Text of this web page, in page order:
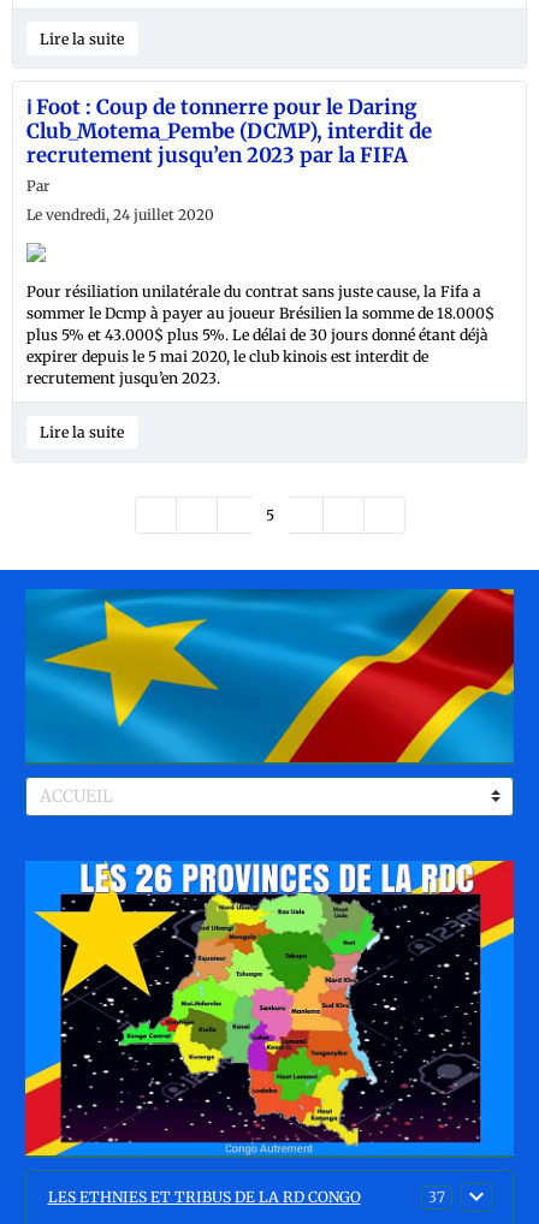
Lire la suite
ℹ️ Foot : Coup de tonnerre pour le Daring
Club_Motema_Pembe (DCMP), interdit de
recrutement jusqu’en 2023 par la FIFA
Par
Le vendredi, 24 juillet 2020
Pour résiliation unilatérale du contrat sans juste cause, la Fifa a
sommer le Dcmp à payer au joueur Brésilien la somme de 18.000$
plus 5% et 43.000$ plus 5%. Le délai de 30 jours donné étant déjà
expirer depuis le 5 mai 2020, le club kinois est interdit de
recrutement jusqu’en 2023.
Lire la suite
5
LES ETHNIES ET TRIBUS DE LA RD CONGO 37